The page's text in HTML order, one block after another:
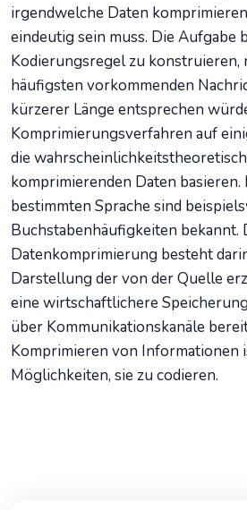
irgendwelche Daten
eindeutig sein muss. Die Aufgabe
Kodierungsregel zu konstruieren,
häufigsten vorkommenden
kürzerer Länge entsprechen
Komprimierungsverfahren auf
die
komprimierenden Daten
bestimmten Sprache sind
Buchstabenhäufigkeiten bekannt.
Datenkomprimierung besteht
Darstellung der von der Quelle
eine wirtschaftlichere
über Kommunikationskanäle
Komprimieren von Informationen
Möglichkeiten, sie zu codieren.